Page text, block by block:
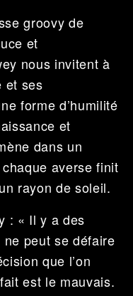
groovy de
et
nous invitent à
et ses
forme d’humilité
et
dans un
averse finit
rayon de soleil.
: « Il y a des
ne peut se défaire
que l’on
est le mauvais.